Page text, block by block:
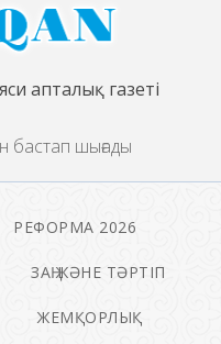
апталық газеті
бастап шығады
РЕФОРМА 2026
ЗАҢ ЖӘНЕ ТӘРТІП
ЖЕМҚОРЛЫҚ